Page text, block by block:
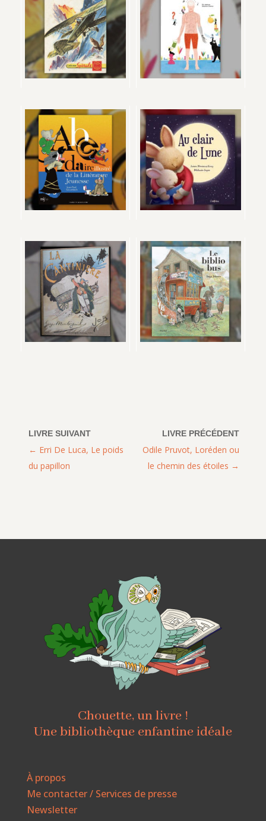
Odile Pruvot, Loréden ou
le chemin des étoiles
Erri De Luca, Le poids
du papillon
Chouette, un livre !
Une bibliothèque enfantine idéale
À propos
Me contacter / Services de presse
Newsletter